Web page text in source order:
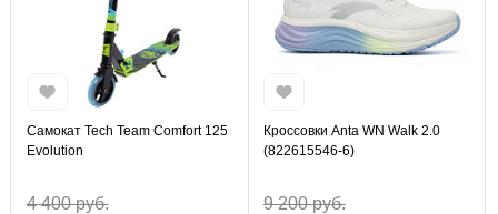
Самокат Tech Team Comfort 125
Evolution
4 400 руб.
Кроссовки Anta WN Walk 2.0
(822615546-6)
9 200 руб.